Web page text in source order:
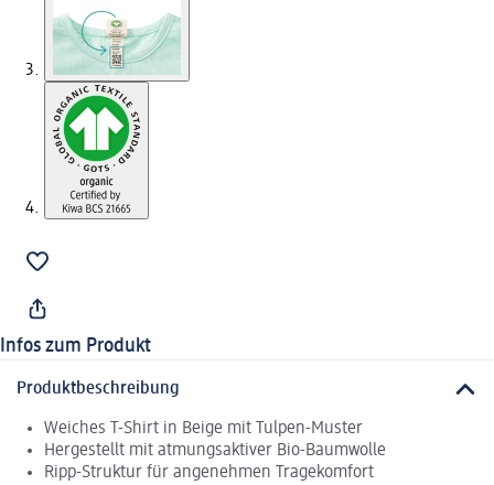
Infos zum Produkt
Produktbeschreibung
Weiches T-Shirt in Beige mit Tulpen-Muster
Hergestellt mit atmungsaktiver Bio-Baumwolle
Ripp-Struktur für angenehmen Tragekomfort